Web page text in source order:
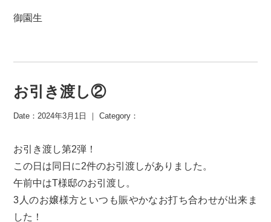
御園生
お引き渡し②
Date：2024年3月1日 ｜ Category：
お引き渡し第2弾！
この日は同日に2件のお引渡しがありました。
午前中はT様邸のお引渡し。
3人のお嬢様方といつも賑やかなお打ち合わせが出来ま
した！